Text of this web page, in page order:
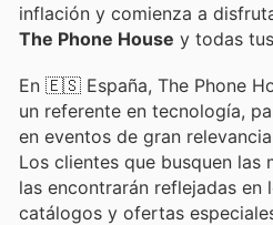
inflación y comienza a
The Phone House y todas
En 🇪🇸 España, The Phone
un referente en tecnología,
en eventos de gran
Los clientes que busquen las
las encontrarán reflejadas en
catálogos y ofertas